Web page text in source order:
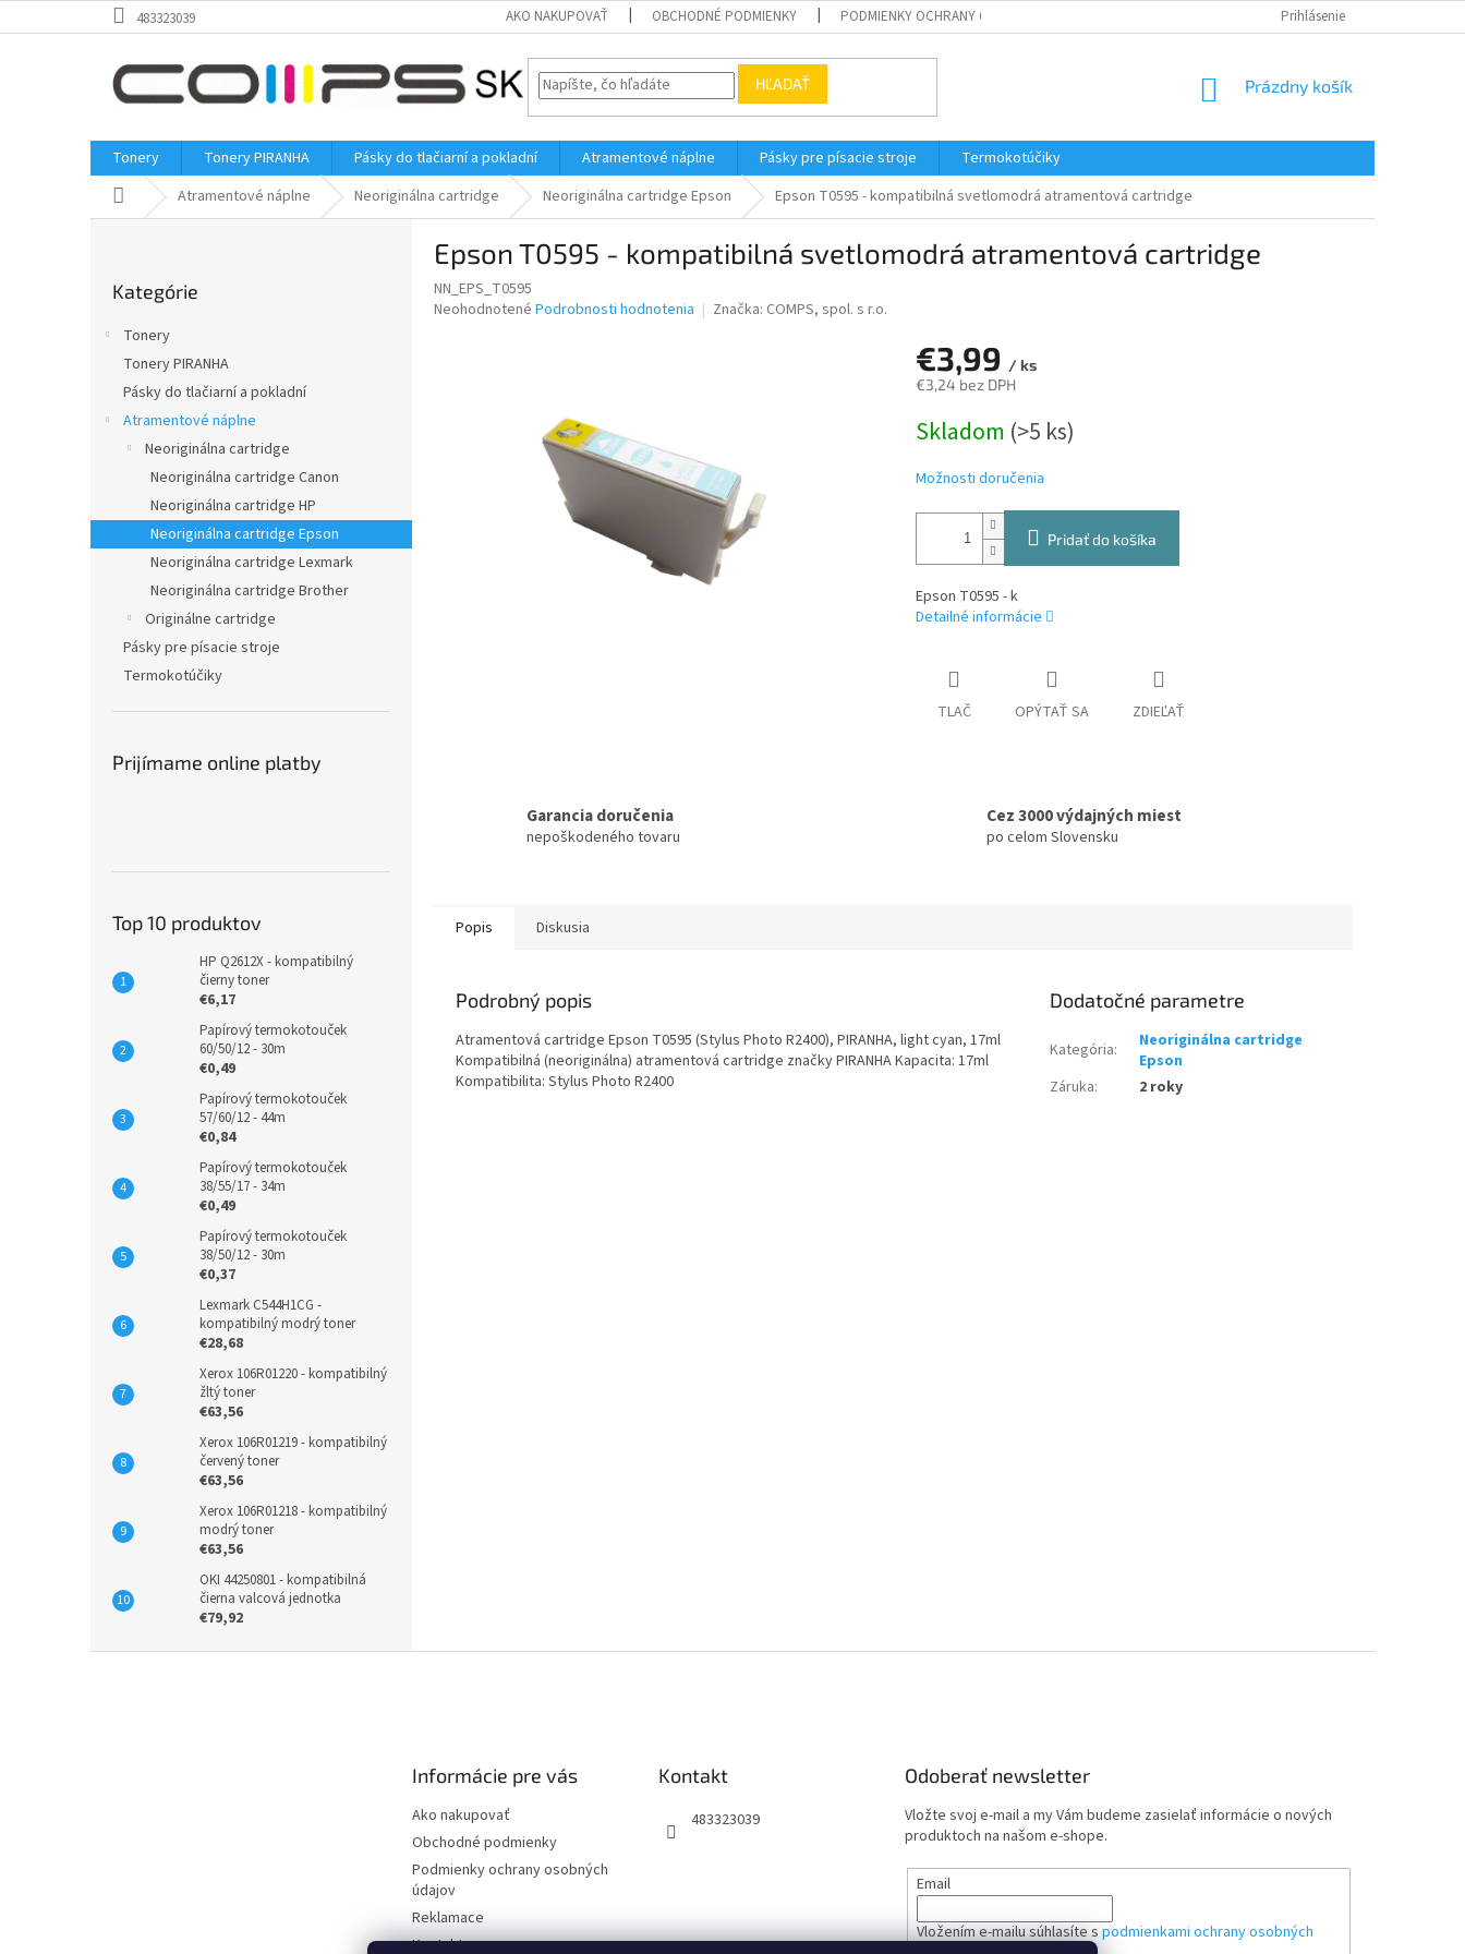
na
483323039 AKO NAKUPOVAŤ OBCHODNÉ PODMIENKY PODMIENKY OCHRANY OSOBNÝCH ÚDAJOV KONTAKTY
Prihlásenie
HĽADAŤ
NÁKUPNÝ
Prázdny košík
Tonery Tonery PIRANHA Pásky do tlačiarní a pokladní Atramentové náplne Pásky pre písacie stroje
Termokotúčiky
DomovAtramentové náplne Neoriginálna cartridge Neoriginálna cartridge Epson Epson T0595 - kompatibilná svetlomodrá atramentová cartridge
kategórie
Kategórie
Tonery
Tonery PIRANHA
Pásky do tlačiarní a pokladní
Atramentové náplne
Neoriginálna cartridge
Neoriginálna cartridge Canon
Neoriginálna cartridge HP
Neoriginálna cartridge Epson
Neoriginálna cartridge Lexmark
Neoriginálna cartridge Brother
Originálne cartridge
Pásky pre písacie stroje
Termokotúčiky
Prijímame online platby
Top 10 produktov
HP Q2612X - kompatibilný
čierny toner
€6,17
Papírový termokotouček
60/50/12 - 30m
€0,49
Papírový termokotouček
57/60/12 - 44m
€0,84
Papírový termokotouček
38/55/17 - 34m
€0,49
Papírový termokotouček
38/50/12 - 30m
€0,37
Lexmark C544H1CG -
kompatibilný modrý toner
€28,68
Xerox 106R01220 - kompatibilný
žltý toner
€63,56
Xerox 106R01219 - kompatibilný
červený toner
€63,56
Xerox 106R01218 - kompatibilný
modrý toner
€63,56
OKI 44250801 - kompatibilná
čierna valcová jednotka
€79,92
Epson T0595 - kompatibilná svetlomodrá atramentová cartridge
NN_EPS_T0595
Priemerné
Neohodnotené Podrobnosti hodnotenia Značka: COMPS, spol. s r.o.
€3,99 / ks
€3,24 bez DPH
cena:
Skladom (>5 ks)
Možnosti doručenia
Pridať do košíka
Epson T0595 - k
Detailné informácie
TLAČ OPÝTAŤ SA ZDIEĽAŤ
Garancia doručenia
nepoškodeného tovaru
Cez 3000 výdajných miest
po celom Slovensku
Popis Diskusia
Podrobný popis
Atramentová cartridge Epson T0595 (Stylus Photo R2400), PIRANHA, light cyan, 17ml
Kompatibilná (neoriginálna) atramentová cartridge značky PIRANHA Kapacita: 17ml
Kompatibilita: Stylus Photo R2400
Dodatočné parametre
Kategória:
Neoriginálna cartridge
Epson
Záruka: 2 roky
Informácie pre vás
Ako nakupovať
Obchodné podmienky
Podmienky ochrany osobných
údajov
Reklamace
Kontakty
Kontakt
483323039
Odoberať newsletter
Vložte svoj e-mail a my Vám budeme zasielať informácie o nových
produktoch na našom e-shope.
Email
Vložením e-mailu súhlasíte spodmienkami ochrany osobných